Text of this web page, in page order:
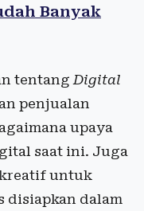
Banyak
tentangDigital
penjualan
upaya
saat ini. Juga
untuk
disiapkan dalam